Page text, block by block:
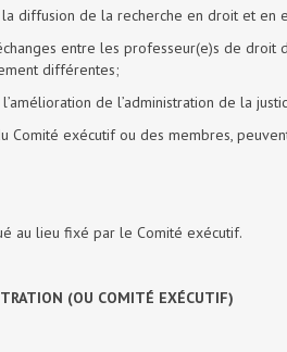
diffusion de la recherche en droit et en
entre les professeur(e)s de droit
différentes;
de l’administration de la
Comité exécutif ou des membres,
au lieu fixé par le Comité exécutif.
(OU COMITÉ EXÉCUTIF)